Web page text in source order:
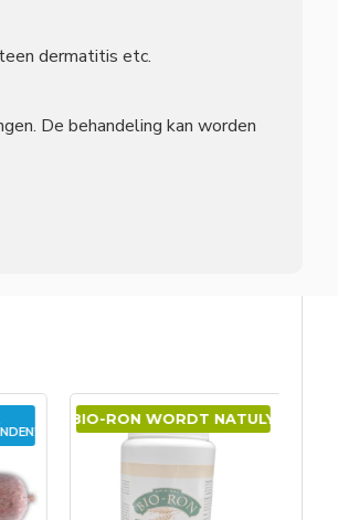
dermatitis etc.
De behandeling kan worden
BIO-RON WORDT NATULY